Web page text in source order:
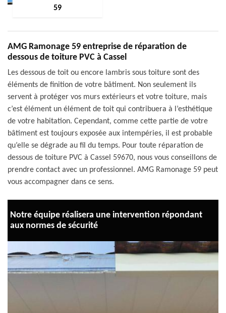
59
AMG Ramonage 59 entreprise de réparation de
dessous de toiture PVC à Cassel
Les dessous de toit ou encore lambris sous toiture sont des
éléments de finition de votre bâtiment. Non seulement ils
servent à protéger vos murs extérieurs et votre toiture, mais
c’est élément un élément de toit qui contribuera à l’esthétique
de votre habitation. Cependant, comme cette partie de votre
bâtiment est toujours exposée aux intempéries, il est probable
qu’elle se dégrade au fil du temps. Pour toute réparation de
dessous de toiture PVC à Cassel 59670, nous vous conseillons de
prendre contact avec un professionnel. AMG Ramonage 59 peut
vous accompagner dans ce sens.
Notre équipe réalisera une intervention répondant
aux normes de sécurité